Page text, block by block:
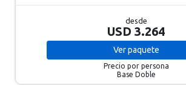
desde
USD 3.264
Verpaquete
Precio por persona
Base Doble